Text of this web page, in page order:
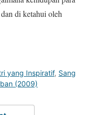
di ketahui oleh
yang Inspiratif, Sang
(2009)